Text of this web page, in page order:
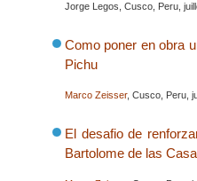
Jorge Legos, Cusco, Peru,
Como poner en obra
Pichu
Marco Zeisser, Cusco, Peru,
El desafio de
Bartolome de las